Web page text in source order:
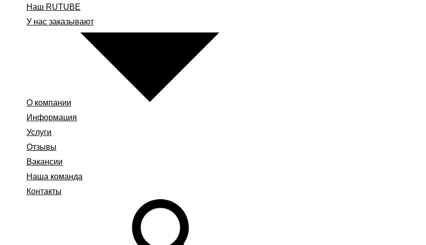
Наш RUTUBE
У нас заказывают
О компании
Информация
Услуги
Отзывы
Вакансии
Наша команда
Контакты